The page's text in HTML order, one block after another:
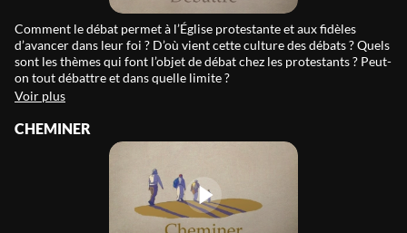
Comment le débat permet à l’Église protestante et aux fidèles
d’avancer dans leur foi ? D’où vient cette culture des débats ? Quels
sont les thèmes qui font l’objet de débat chez les protestants ? Peut-
on tout débattre et dans quelle limite ?
Voir plus
CHEMINER